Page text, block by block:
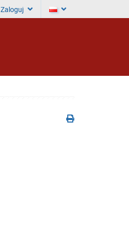
Zaloguj